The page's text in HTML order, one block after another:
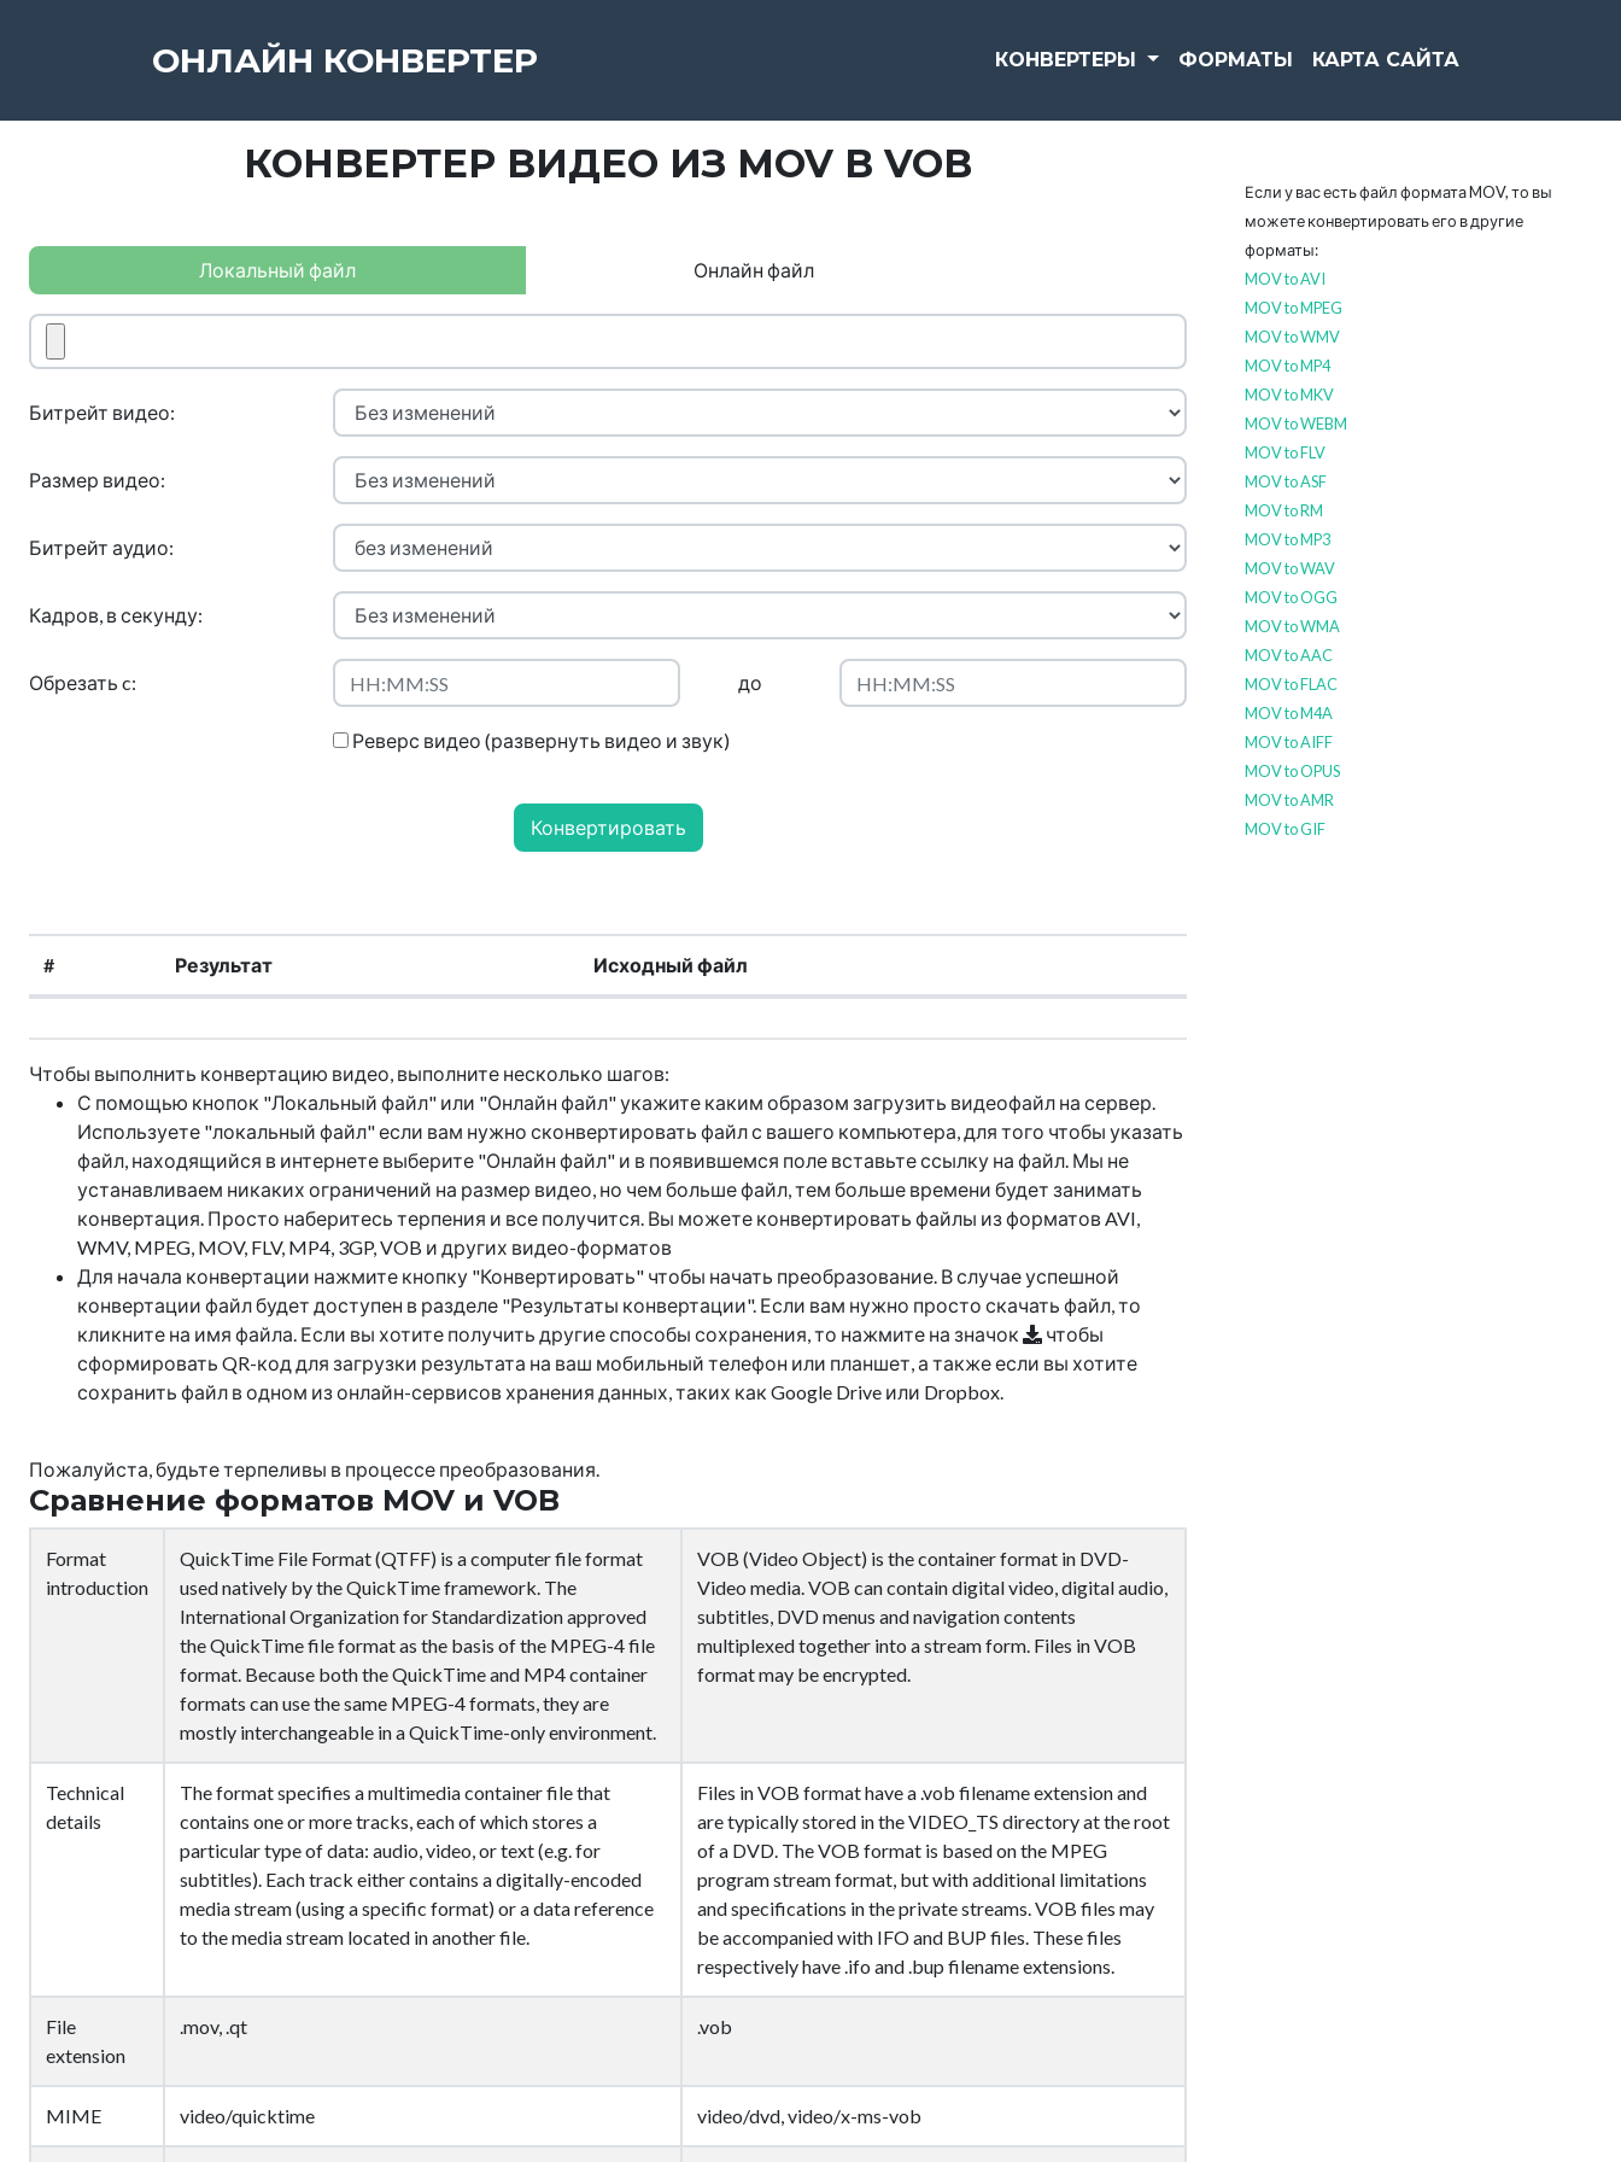
ОНЛАЙН КОНВЕРТЕР КОНВЕРТЕРЫ ФОРМАТЫ КАРТА САЙТА
КОНВЕРТЕР ВИДЕО ИЗ MOV В VOB
Локальный файл Онлайн файл
Битрейт видео:
Размер видео:
Битрейт аудио:
Кадров, в секунду:
Обрезать c: до
Реверс видео (развернуть видео и звук)
Конвертировать
# Результат Исходный файл
Чтобы выполнить конвертацию видео, выполните несколько шагов:
С помощью кнопок "Локальный файл" или "Онлайн файл" укажите каким образом загрузить видеофайл на сервер.
Используете "локальный файл" если вам нужно сконвертировать файл с вашего компьютера, для того чтобы указать
файл, находящийся в интернете выберите "Онлайн файл" и в появившемся поле вставьте ссылку на файл. Мы не
устанавливаем никаких ограничений на размер видео, но чем больше файл, тем больше времени будет занимать
конвертация. Просто наберитесь терпения и все получится. Вы можете конвертировать файлы из форматов AVI,
WMV, MPEG, MOV, FLV, MP4, 3GP, VOB и других видео-форматов
Для начала конвертации нажмите кнопку "Конвертировать" чтобы начать преобразование. В случае успешной
конвертации файл будет доступен в разделе "Результаты конвертации". Если вам нужно просто скачать файл, то
кликните на имя файла. Если вы хотите получить другие способы сохранения, то нажмите на значок
чтобы
сформировать QR-код для загрузки результата на ваш мобильный телефон или планшет, а также если вы хотите
сохранить файл в одном из онлайн-сервисов хранения данных, таких как Google Drive или Dropbox.
Пожалуйста, будьте терпеливы в процессе преобразования.
Сравнение форматов MOV и VOB
Format
introduction
QuickTime File Format (QTFF) is a computer file format
used natively by the QuickTime framework. The
International Organization for Standardization approved
the QuickTime file format as the basis of the MPEG-4 file
format. Because both the QuickTime and MP4 container
formats can use the same MPEG-4 formats, they are
mostly interchangeable in a QuickTime-only environment.
VOB (Video Object) is the container format in DVD-
Video media. VOB can contain digital video, digital audio,
subtitles, DVD menus and navigation contents
multiplexed together into a stream form. Files in VOB
format may be encrypted.
Technical
details
The format specifies a multimedia container file that
contains one or more tracks, each of which stores a
particular type of data: audio, video, or text (e.g. for
subtitles). Each track either contains a digitally-encoded
media stream (using a specific format) or a data reference
to the media stream located in another file.
Files in VOB format have a .vob filename extension and
are typically stored in the VIDEO_TS directory at the root
of a DVD. The VOB format is based on the MPEG
program stream format, but with additional limitations
and specifications in the private streams. VOB files may
be accompanied with IFO and BUP files. These files
respectively have .ifo and .bup filename extensions.
File
extension
.mov, .qt .vob
MIME video/quicktime video/dvd, video/x-ms-vob
Если у вас есть файл формата MOV, то вы
можете конвертировать его в другие
форматы:
MOV to AVI
MOV to MPEG
MOV to WMV
MOV to MP4
MOV to MKV
MOV to WEBM
MOV to FLV
MOV to ASF
MOV to RM
MOV to MP3
MOV to WAV
MOV to OGG
MOV to WMA
MOV to AAC
MOV to FLAC
MOV to M4A
MOV to AIFF
MOV to OPUS
MOV to AMR
MOV to GIF